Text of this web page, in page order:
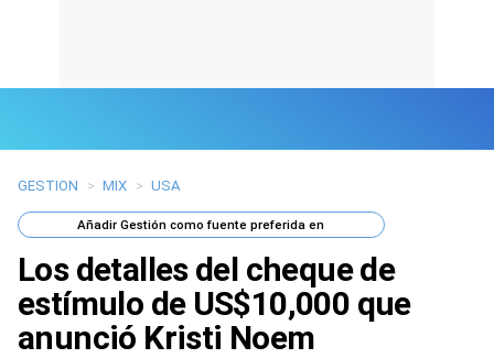
Últimas Noticias
Mi Bolsillo
Respuestas
Gente
GESTION > MIX > USA
AñadirGestión como fuente preferida en
Los detalles del cheque de
estímulo de US$10,000 que
anunció Kristi Noem